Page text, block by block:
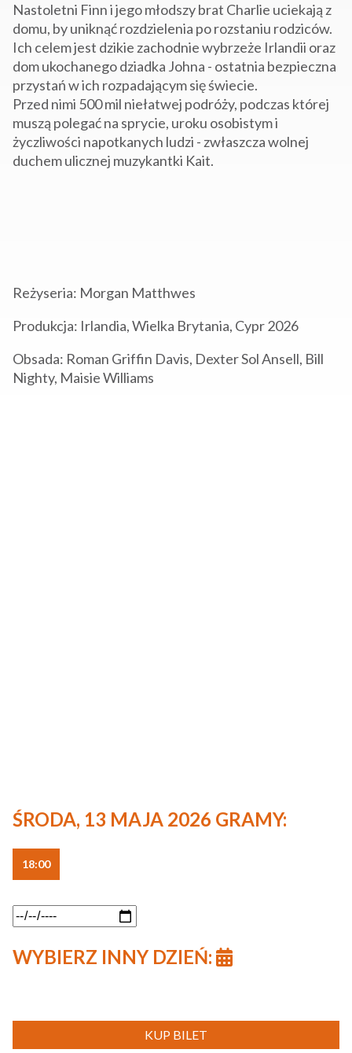
Nastoletni Finn i jego młodszy brat Charlie uciekają z
domu, by uniknąć rozdzielenia po rozstaniu rodziców.
Ich celem jest dzikie zachodnie wybrzeże Irlandii oraz
dom ukochanego dziadka Johna - ostatnia bezpieczna
przystań w ich rozpadającym się świecie.
Przed nimi 500 mil niełatwej podróży, podczas której
muszą polegać na sprycie, uroku osobistym i
życzliwości napotkanych ludzi - zwłaszcza wolnej
duchem ulicznej muzykantki Kait.
Reżyseria: Morgan Matthwes
Produkcja: Irlandia, Wielka Brytania, Cypr2026
Obsada: Roman Griffin Davis, Dexter Sol Ansell, Bill
Nighty, Maisie Williams
ŚRODA, 13 MAJA 2026 GRAMY:
18:00
WYBIERZ INNY DZIEŃ:
KUP BILET